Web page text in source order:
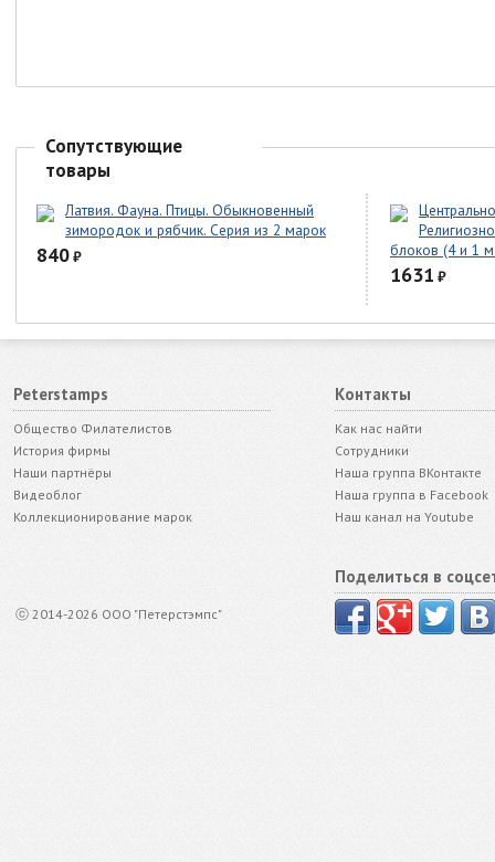
Сопутствующие
товары
Латвия. Фауна. Птицы. Обыкновенный
зимородок и рябчик. Серия из 2 марок
840₽
блоков (4 и 1
1631 ₽
Peterstamps
Общество Филателистов
История фирмы
Наши партнёры
Видеоблог
Коллекционирование марок
ⓒ 2014-2026 ООО "Петерстэмпс"
Контакты
Как нас найти
Сотрудники
Наша группа ВКонтакте
Наша группа в Facebook
Наш канал на Youtube
Поделиться в